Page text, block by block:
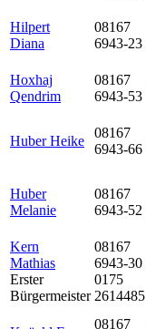
Hilpert
Diana
08167
6943-23
Hoxhaj
Qendrim
08167
6943-53
Huber Heike
08167
6943-66
Huber
Melanie
08167
6943-52
Kern
Mathias
Erster
Bürgermeister
08167
6943-30
0175
2614485
08167